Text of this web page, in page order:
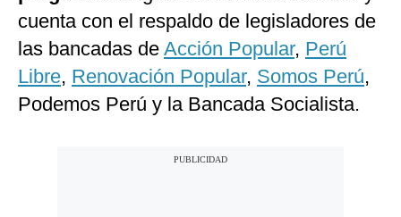
cuenta con el respaldo de legisladores de
las bancadas de Acción Popular, Perú
Libre, Renovación Popular, Somos Perú,
Podemos Perú y la Bancada Socialista.